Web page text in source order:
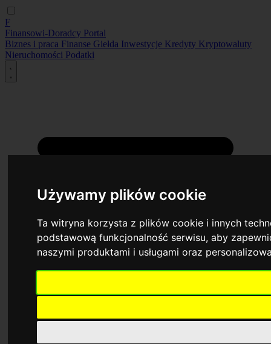
Używamy plików cookie
Ta witryna korzysta z plików cookie i innych
podstawową funkcjonalność serwisu,aby
naszymi produktami i usługami oraz
F
Finansowi-Doradcy Portal
Biznes i praca Finanse Giełda Inwestycje Kredyty Kryptowaluty
Nieruchomości Podatki